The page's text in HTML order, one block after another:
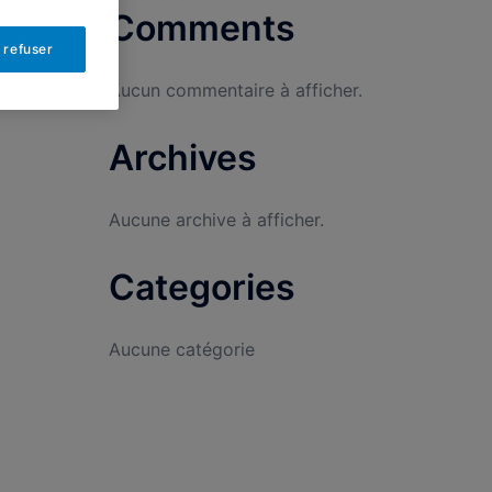
Comments
Aucun commentaire à afficher.
Archives
Aucune archive à afficher.
Categories
Aucune catégorie
refuser